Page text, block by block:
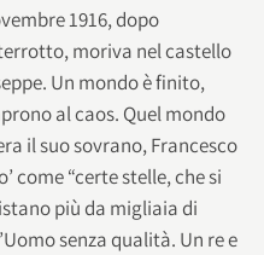
1916, dopo
moriva nel castello
Un mondo è finito,
al caos. Quel mondo
il suo sovrano, Francesco
come “certe stelle, che si
più da migliaia di
senza qualità. Un re e